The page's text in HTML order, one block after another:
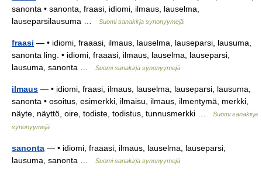
sanonta • sanonta, fraasi, idiomi, ilmaus, lauselma,
lauseparsilausuma …
Suomi sanakirja synonyymejä
fraasi — • idiomi, fraaasi, ilmaus, lauselma, lauseparsi, lausuma,
sanonta ling. • idiomi, fraaasi, ilmaus, lauselma, lauseparsi,
lausuma, sanonta …
Suomi sanakirja synonyymejä
ilmaus — • idiomi, fraasi, ilmaus, lauselma, lauseparsi, lausuma,
sanonta • osoitus, esimerkki, ilmaisu, ilmaus, ilmentymä, merkki,
näyte, näyttö, oire, todiste, todistus, tunnusmerkki …
Suomi sanakirja
synonyymejä
sanonta — • idiomi, fraaasi, ilmaus, lauselma, lauseparsi,
lausuma, sanonta …
Suomi sanakirja synonyymejä